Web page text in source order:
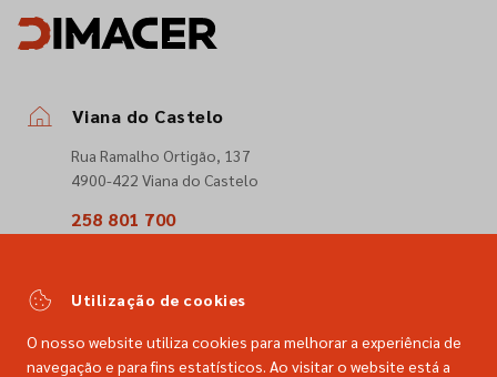
Viana do Castelo
Rua Ramalho Ortigão, 137
4900-422 Viana do Castelo
258 801 700
comercial@dimacer.com
Utilização de cookies
O nosso website utiliza cookies para melhorar a experiência de
navegação e para fins estatísticos. Ao visitar o website está a